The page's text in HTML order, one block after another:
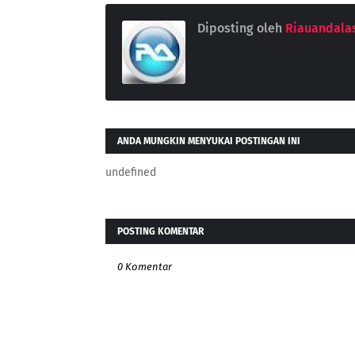
Diposting oleh
ANDA MUNGKIN MENYUKAI POSTINGAN INI
undefined
POSTING KOMENTAR
0 Komentar